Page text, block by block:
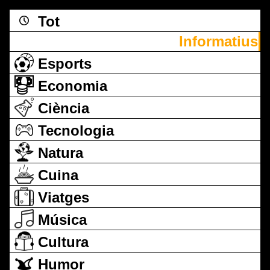
Tot
Informatius
Esports
Economia
Ciència
Tecnologia
Natura
Cuina
Viatges
Música
Cultura
Humor